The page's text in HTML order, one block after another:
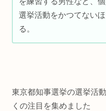
選挙活動をかつてない
る。
東京都知事選挙の選挙活
くの注目を集めました